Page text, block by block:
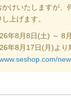
けいたしますが、
上げます。
年8月8日(土) ～ 8
8月17日(月)より